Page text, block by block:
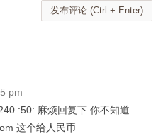
发布评论 (Ctrl + Enter)
pm
:50: 麻烦回复下 你不知道
这个给人民币